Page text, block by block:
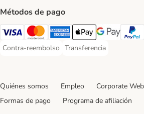
Métodos de pago
Visa Payment Method
Mastercard Payment Method
American Express Payment
Apple Pay Payment
Google Pay
Contra-reembolso
Contra-reembolso Payment Method
Transferencia
Transferencia Payment
Quiénes somos Empleo Corporate
Formas de pago
Programa de afiliación